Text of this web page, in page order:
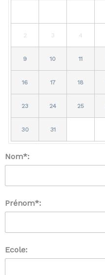
2 3 4
9 10 11
16 17 18
23 24 25
30 31
Nom*:
Prénom*:
Ecole: